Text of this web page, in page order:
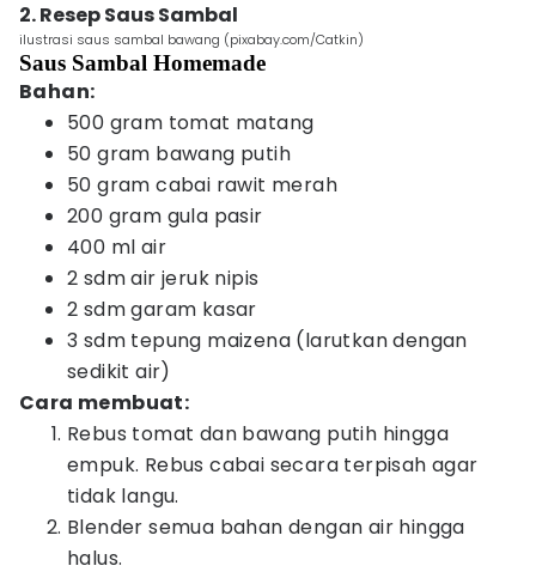
2. Resep Saus Sambal
ilustrasi saus sambal bawang (pixabay.com/Catkin)
Saus Sambal Homemade
Bahan:
500 gram tomat matang
50 gram bawang putih
50 gram cabai rawit merah
200 gram gula pasir
400 ml air
2 sdm air jeruk nipis
2 sdm garam kasar
3 sdm tepung maizena (larutkan dengan
sedikit air)
Cara membuat:
Rebus tomat dan bawang putih hingga
empuk. Rebus cabai secara terpisah agar
tidak langu.
Blender semua bahan dengan air hingga
halus.